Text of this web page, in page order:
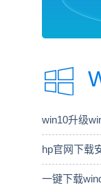
win10升级
hp官网下载
一键下载